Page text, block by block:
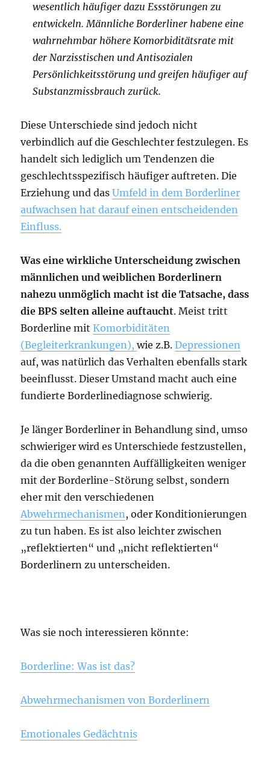
wesentlich häufiger dazu Essstörungen zu
entwickeln. Männliche Borderliner habene eine
wahrnehmbar höhere Komorbiditätsrate mit
der Narzisstischen und Antisozialen
Persönlichkeitsstörung und greifen häufiger auf
Substanzmissbrauch zurück.
Diese Unterschiede sind jedoch nicht
verbindlich auf die Geschlechter festzulegen. Es
handelt sich lediglich um Tendenzen die
geschlechtsspezifisch häufiger auftreten. Die
Erziehung und dasUmfeld in dem Borderliner
aufwachsen hat darauf einen entscheidenden
Einfluss.
Was eine wirkliche Unterscheidung zwischen
männlichen und weiblichen Borderlinern
nahezu unmöglich macht ist die Tatsache, dass
die BPS selten alleine auftaucht. Meist tritt
Borderline mitKomorbiditäten
(Begleiterkrankungen),wie z.B.Depressionen
auf, was natürlich das Verhalten ebenfalls stark
beeinflusst. Dieser Umstand macht auch eine
fundierte Borderlinediagnose schwierig.
Je länger Borderliner in Behandlung sind, umso
schwieriger wird es Unterschiede festzustellen,
da die oben genannten Auffälligkeiten weniger
mit der Borderline-Störung selbst, sondern
eher mit den verschiedenen
Abwehrmechanismen, oder Konditionierungen
zu tun haben. Es ist also leichter zwischen
„reflektierten“ und „nicht reflektierten“
Borderlinern zu unterscheiden.
Was sie noch interessieren könnte:
Borderline: Was ist das?
Abwehrmechanismen von Borderlinern
Emotionales Gedächtnis